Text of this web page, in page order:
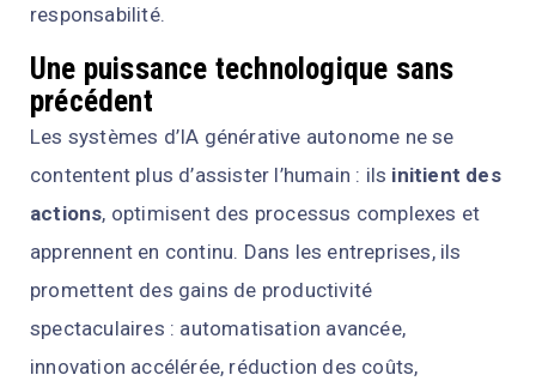
responsabilité.
Une puissance technologique sans
précédent
Les systèmes d’IA générative autonome ne se
contentent plus d’assister l’humain : ils initient des
actions, optimisent des processus complexes et
apprennent en continu. Dans les entreprises, ils
promettent des gains de productivité
spectaculaires : automatisation avancée,
innovation accélérée, réduction des coûts,